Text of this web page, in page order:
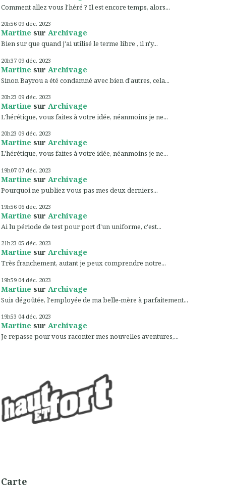
Comment allez vous l'héré ? Il est encore temps, alors...
20h56 09 déc. 2023
Martine sur Archivage
Bien sur que quand j'ai utilisé le terme libre , il n'y...
20h37 09 déc. 2023
Martine sur Archivage
Sinon Bayrou a été condamné avec bien d'autres, cela...
20h23 09 déc. 2023
Martine sur Archivage
L'hérétique, vous faites à votre idée, néanmoins je ne...
20h23 09 déc. 2023
Martine sur Archivage
L'hérétique, vous faites à votre idée, néanmoins je ne...
19h07 07 déc. 2023
Martine sur Archivage
Pourquoi ne publiez vous pas mes deux derniers...
19h56 06 déc. 2023
Martine sur Archivage
Ai lu période de test pour port d'un uniforme, c'est...
21h23 05 déc. 2023
Martine sur Archivage
Très franchement, autant je peux comprendre notre...
19h59 04 déc. 2023
Martine sur Archivage
Suis dégoûtée, l'employée de ma belle-mère à parfaitement...
19h53 04 déc. 2023
Martine sur Archivage
Je repasse pour vous raconter mes nouvelles aventures,...
Carte